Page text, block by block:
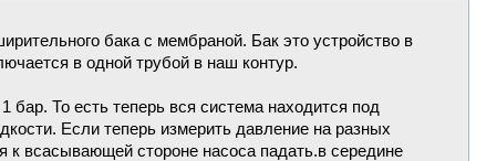
бака с мембраной. Бак это устройство в
в одной трубой в наш контур.
То есть теперь вся система находится под
Если теперь измерить давление на разных
к всасывающей стороне насоса падать.в середине